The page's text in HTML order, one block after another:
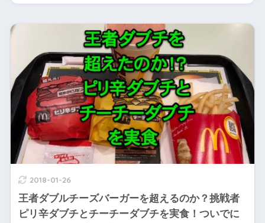
2018-01-26
王者ダブルチーズバーガーを超えるのか？挑戦者
ピリ辛ダブチとチーチーダブチを実食！ついでに